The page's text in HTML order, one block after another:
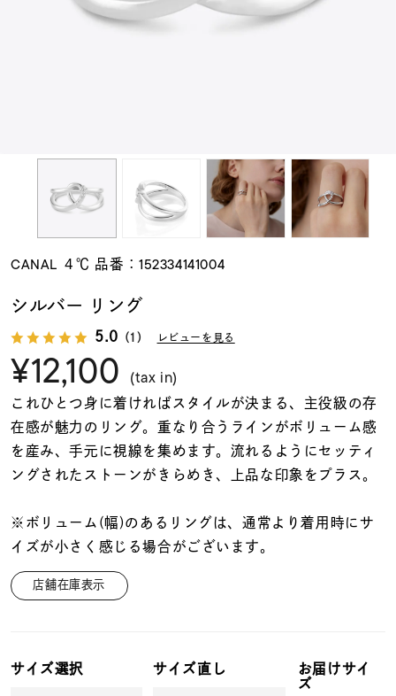
ファッションテイス
ト
着用シーン
コレクション
レディース
リングサイズ
～
CANAL ４℃ 品番：152334141004
シルバー リング
5.0 （1） レビューを見る
¥12,100 (tax in)
これひとつ身に着ければスタイルが決まる、主役級の存
在感が魅力のリング。重なり合うラインがボリューム感
を産み、手元に視線を集めます。流れるようにセッティ
ングされたストーンがきらめき、上品な印象をプラス。
※ボリューム(幅)のあるリングは、通常より着用時にサ
イズが小さく感じる場合がございます。
店舗在庫表示
サイズ選択 サイズ直し
お届けサイ
ズ